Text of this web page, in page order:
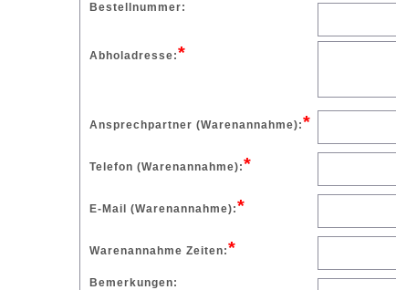
Bestellnummer:
Abholadresse:*
Ansprechpartner (Warenannahme):*
Telefon (Warenannahme):*
E-Mail (Warenannahme):*
Warenannahme Zeiten:*
Bemerkungen: